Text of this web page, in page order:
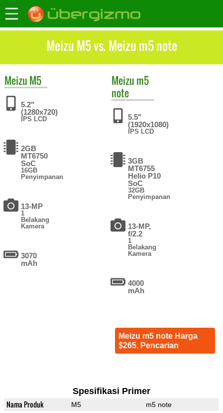
Meizu M5 vs. Meizu m5 note
Meizu M5
5.2"
(1280x720)
IPS LCD
2GB
MT6750
SoC
16GB
Penyimpanan
13-MP
1
Belakang
Kamera
3070
mAh
Meizu m5
note
5.5"
(1920x1080)
IPS LCD
3GB
MT6755
Helio P10
SoC
32GB
Penyimpanan
13-MP,
f/2.2
1
Belakang
Kamera
4000
mAh
Meizu m5 note Harga
$265. Pencarian
Spesifikasi Primer
Nama Produk M5 m5 note